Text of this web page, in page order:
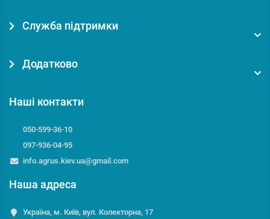
Служба підтримки
Додатково
Наші контакти
050-599-36-10
097-936-04-95
info.agrus.kiev.ua@gmail.com
Наша адреса
Україна, м. Київ, вул. Колекторна, 17